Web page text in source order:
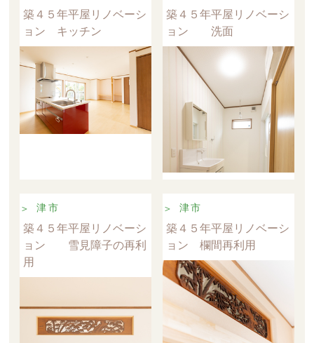
築４５年平屋リノベーシ
ョン キッチン
築４５年平屋リノベーシ
ョン 洗面
津市
築４５年平屋リノベーシ
ョン 雪見障子の再利
用
津市
築４５年平屋リノベーシ
ョン 欄間再利用